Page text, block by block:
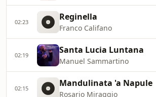
02:23 Reginella
Franco Califano
02:19 Santa Lucia Luntana
Manuel Sammartino
02:15 Mandulinata 'a Napule
Rosario Miraggio